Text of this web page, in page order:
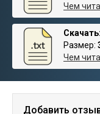
Чем
Скачать:
Размер:
Чем
Добавить